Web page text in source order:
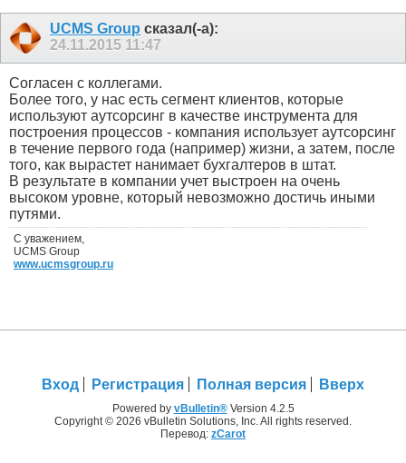
UCMS Group сказал(-а):
24.11.2015 11:47
Согласен с коллегами.
Более того, у нас есть сегмент клиентов, которые
используют аутсорсинг в качестве инструмента для
построения процессов - компания использует аутсорсинг
в течение первого года (например) жизни, а затем, после
того, как вырастет нанимает бухгалтеров в штат.
В результате в компании учет выстроен на очень
высоком уровне, который невозможно достичь иными
путями.
С уважением,
UCMS Group
www.ucmsgroup.ru
Вход Регистрация Полная версия Вверх
Powered by vBulletin®Version 4.2.5
Copyright © 2026 vBulletin Solutions, Inc. All rights reserved.
Перевод: zCarot